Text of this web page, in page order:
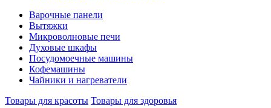
Варочные панели
Вытяжки
Микроволновые печи
Духовые шкафы
Посудомоечные машины
Кофемашины
Чайники и нагреватели
Товары для красоты Товары для здоровья